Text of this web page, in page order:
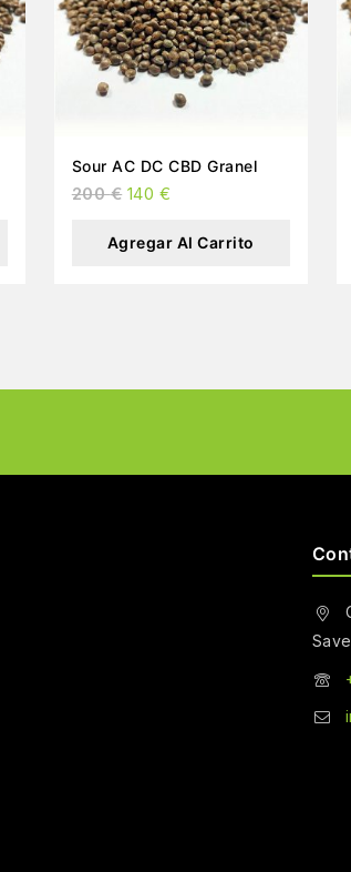
Sour AC DC CBD Granel
200€ 140 €
Agregar Al Carrito